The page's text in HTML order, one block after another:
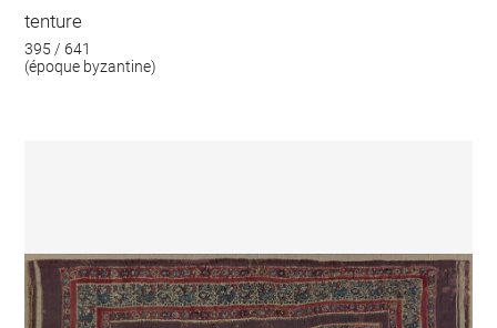
tenture
395 / 641
(époque byzantine)